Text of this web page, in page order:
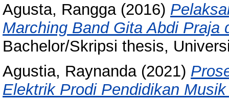
Agusta, Rangga(2016)
Marching Band Gita Abdi
Bachelor/Skripsi thesis,
Agustia, Raynanda(2021)
Elektrik Prodi Pendidikan Musik